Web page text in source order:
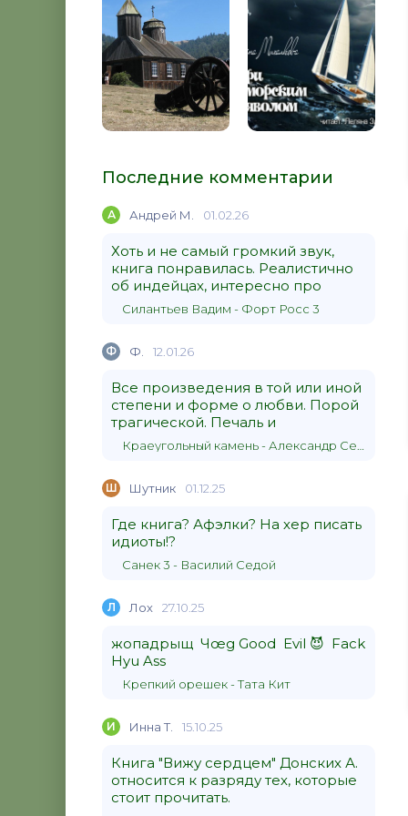
Последние комментарии
А Андрей М. 01.02.26
Хоть и не самый громкий звук,
книга понравилась. Реалистично
об индейцах, интересно про
Силантьев Вадим - Форт Росс 3
Ф Ф. 12.01.26
Все произведения в той или иной
степени и форме о любви. Порой
трагической. Печаль и
Ш Шутник 01.12.25
Где книга? Афэлки? На хер писать
идиоты!?
Санек 3 - Василий Седой
Л Лох 27.10.25
жопадрыщ Чœg Good Evil 😈 Fack
Hyu Ass
Крепкий орешек - Тата Кит
И Инна Т. 15.10.25
Книга "Вижу сердцем" Донских А.
относится к разряду тех, которые
стоит прочитать.